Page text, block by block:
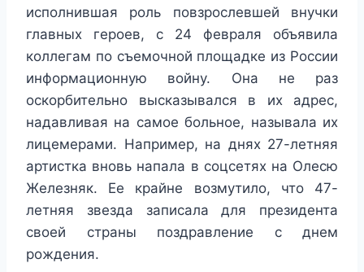
исполнившая роль повзрослевшей внучки
главных героев, с 24 февраля объявила
коллегам по съемочной площадке из России
информационную войну. Она не раз
оскорбительно высказывался в их адрес,
надавливая на самое больное, называла их
лицемерами. Например, на днях 27-летняя
артистка вновь напала в соцсетях на Олесю
Железняк. Ее крайне возмутило, что 47-
летняя звезда записала для президента
своей страны поздравление с днем
рождения.